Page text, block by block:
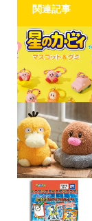
関連記事